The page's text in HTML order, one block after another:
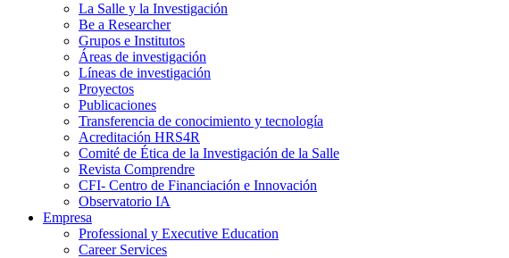
La Salle y la Investigación
Be a Researcher
Grupos e Institutos
Áreas de investigación
Líneas de investigación
Proyectos
Publicaciones
Transferencia de conocimiento y tecnología
Acreditación HRS4R
Comité de Ética de la Investigación de la Salle
Revista Comprendre
CFI- Centro de Financiación e Innovación
Observatorio IA
Empresa
Professional y Executive Education
Career Services